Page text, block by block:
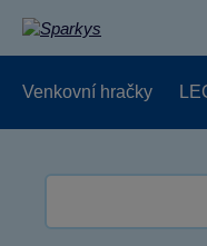
Venkovní hračky